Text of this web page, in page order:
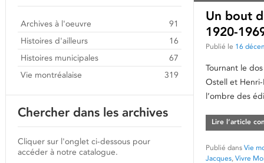
Un bout
1920-
Publié le 16
Tournant le
Ostell et
l’ombre des
Lire l’article
Publié dans Vie
Jacques, Vivre
Archives à l'oeuvre
91
Histoires d'ailleurs
16
Histoires municipales
67
Vie montréalaise
319
Chercher dans les archives
Cliquer sur l'onglet ci-dessous pour
accéder à notre catalogue.